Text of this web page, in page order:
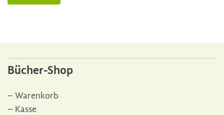
Bücher-Shop
Warenkorb
Kasse